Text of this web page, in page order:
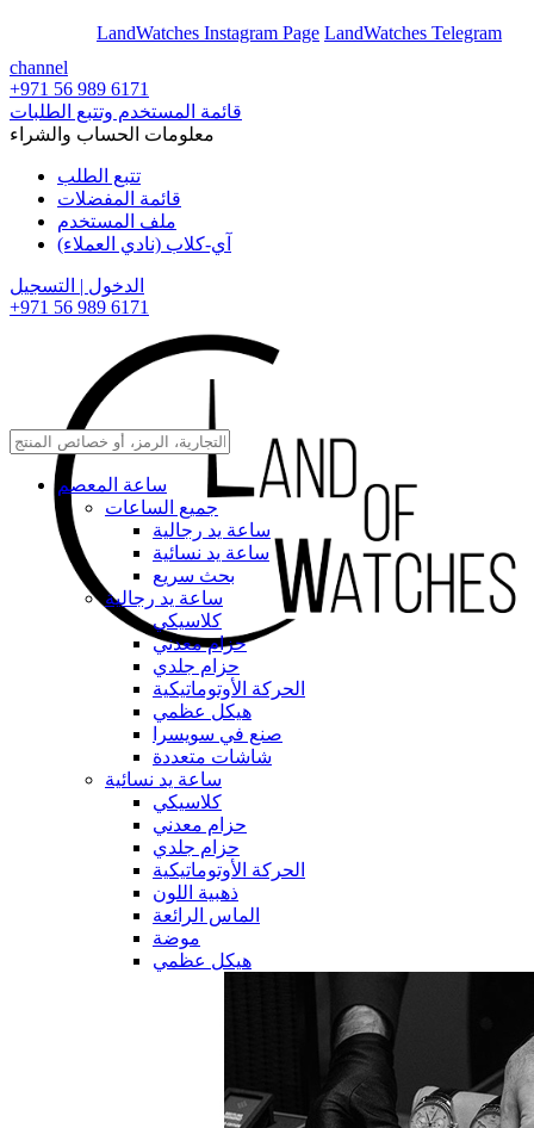
LandWatches Instagram Page LandWatches Telegram
channel
+971 56 989 6171
قائمة المستخدم وتتبع الطلبات
معلومات الحساب والشراء
تتبع الطلب
قائمة المفضلات
ملف المستخدم
آي-كلاب (نادي العملاء)
الدخول | التسجيل
+971 56 989 6171
ساعة المعصم
جميع الساعات
ساعة يد رجالية
ساعة يد نسائية
بحث سريع
ساعة يد رجالية
كلاسيكي
حزام معدني
حزام جلدي
الحركة الأوتوماتيكية
هيكل عظمي
صنع في سويسرا
شاشات متعددة
ساعة يد نسائية
كلاسيكي
حزام معدني
حزام جلدي
الحركة الأوتوماتيكية
ذهبية اللون
الماس الرائعة
موضة
هيكل عظمي